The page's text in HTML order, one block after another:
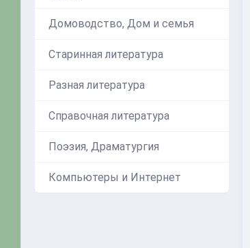
Домоводство, Дом и семья
Старинная литература
Разная литература
Справочная литература
Поэзия, Драматургия
Компьютеры и Интернет